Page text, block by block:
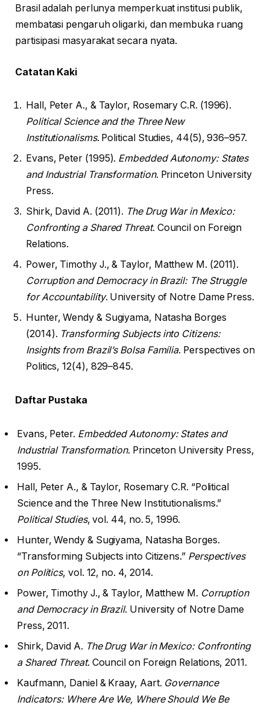
Brasil adalah perlunya memperkuat institusi publik,
membatasi pengaruh oligarki, dan membuka ruang
partisipasi masyarakat secara nyata.
Catatan Kaki
Hall, Peter A., & Taylor, Rosemary C.R. (1996).
Political Science and the Three New
Institutionalisms. Political Studies, 44(5), 936–957.
Evans, Peter (1995). Embedded Autonomy: States
and Industrial Transformation. Princeton University
Press.
Shirk, David A. (2011). The Drug War in Mexico:
Confronting a Shared Threat. Council on Foreign
Relations.
Power, Timothy J., & Taylor, Matthew M. (2011).
Corruption and Democracy in Brazil: The Struggle
for Accountability. University of Notre Dame Press.
Hunter, Wendy & Sugiyama, Natasha Borges
(2014). Transforming Subjects into Citizens:
Insights from Brazil’s Bolsa Família. Perspectives on
Politics, 12(4), 829–845.
Daftar Pustaka
Evans, Peter. Embedded Autonomy: States and
Industrial Transformation. Princeton University Press,
1995.
Hall, Peter A., & Taylor, Rosemary C.R. “Political
Science and the Three New Institutionalisms.”
Political Studies, vol. 44, no. 5, 1996.
Hunter, Wendy & Sugiyama, Natasha Borges.
“Transforming Subjects into Citizens.” Perspectives
on Politics, vol. 12, no. 4, 2014.
Power, Timothy J., & Taylor, Matthew M. Corruption
and Democracy in Brazil. University of Notre Dame
Press, 2011.
Shirk, David A. The Drug War in Mexico: Confronting
a Shared Threat. Council on Foreign Relations, 2011.
Kaufmann, Daniel & Kraay, Aart. Governance
Indicators: Where Are We, Where Should We Be